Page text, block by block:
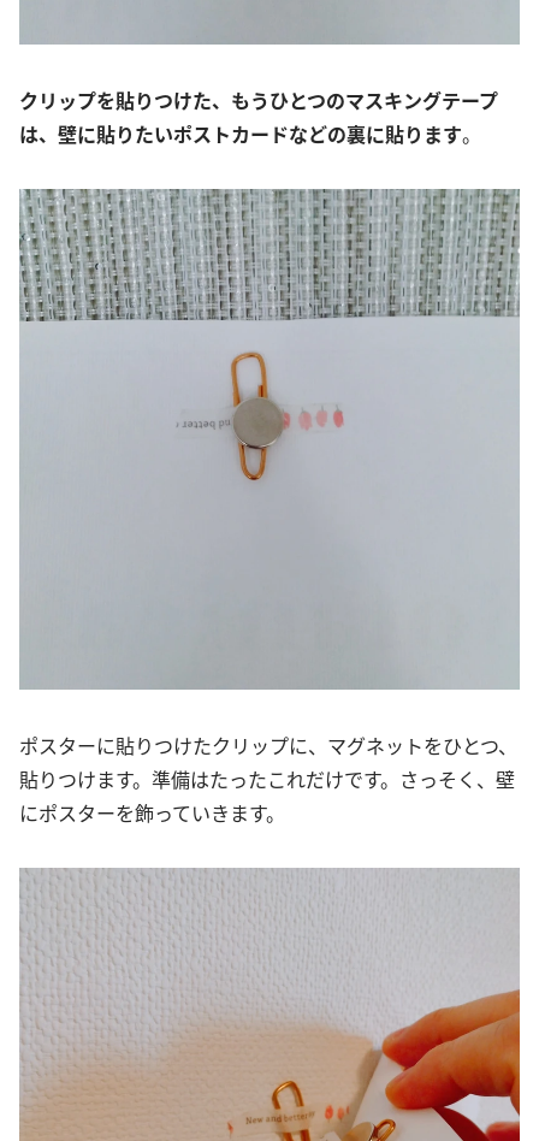
クリップを貼りつけた、もうひとつのマスキングテープ
は、壁に貼りたいポストカードなどの裏に貼ります。
ポスターに貼りつけたクリップに、マグネットをひとつ、
貼りつけます。準備はたったこれだけです。さっそく、壁
にポスターを飾っていきます。